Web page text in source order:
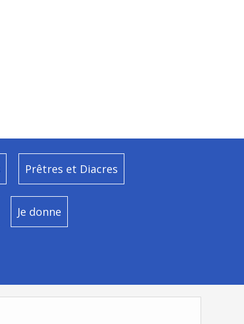
Prêtres et Diacres
Je donne